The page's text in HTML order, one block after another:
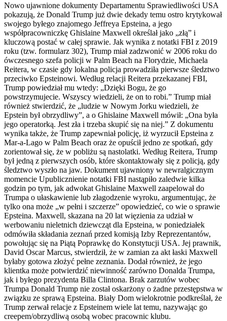
Nowo ujawnione dokumenty Departamentu Sprawiedliwości USA
pokazują, że Donald Trump już dwie dekady temu ostro krytykował
swojego byłego znajomego Jeffreya Epsteina, a jego
współpracowniczkę Ghislaine Maxwell określał jako „złą” i
kluczową postać w całej sprawie. Jak wynika z notatki FBI z 2019
roku (tzw. formularz 302), Trump miał zadzwonić w 2006 roku do
ówczesnego szefa policji w Palm Beach na Florydzie, Michaela
Reitera, w czasie gdy lokalna policja prowadziła pierwsze śledztwo
przeciwko Epsteinowi. Według relacji Reitera przekazanej FBI,
Trump powiedział mu wtedy: „Dzięki Bogu, że go
powstrzymujecie. Wszyscy wiedzieli, że on to robi.” Trump miał
również stwierdzić, że „ludzie w Nowym Jorku wiedzieli, że
Epstein był obrzydliwy”, a o Ghislaine Maxwell mówił: „Ona była
jego operatorką. Jest zła i trzeba skupić się na niej.” Z dokumentu
wynika także, że Trump zapewniał policję, iż wyrzucił Epsteina z
Mar-a-Lago w Palm Beach oraz że opuścił jedno ze spotkań, gdy
zorientował się, że w pobliżu są nastolatki. Według Reitera, Trump
był jedną z pierwszych osób, które skontaktowały się z policją, gdy
śledztwo wyszło na jaw. Dokument ujawniony w newralgicznym
momencie Upublicznienie notatki FBI nastąpiło zaledwie kilka
godzin po tym, jak adwokat Ghislaine Maxwell zaapelował do
Trumpa o ułaskawienie lub złagodzenie wyroku, argumentując, że
tylko ona może „w pełni i szczerze” opowiedzieć, co wie o sprawie
Epsteina. Maxwell, skazana na 20 lat więzienia za udział w
werbowaniu nieletnich dziewcząt dla Epsteina, w poniedziałek
odmówiła składania zeznań przed komisją Izby Reprezentantów,
powołując się na Piątą Poprawkę do Konstytucji USA. Jej prawnik,
David Oscar Marcus, stwierdził, że w zamian za akt łaski Maxwell
byłaby gotowa złożyć pełne zeznania. Dodał również, że jego
klientka może potwierdzić niewinność zarówno Donalda Trumpa,
jak i byłego prezydenta Billa Clintona. Brak zarzutów wobec
Trumpa Donald Trump nie został oskarżony o żadne przestępstwa w
związku ze sprawą Epsteina. Biały Dom wielokrotnie podkreślał, że
Trump zerwał relacje z Epsteinem wiele lat temu, nazywając go
creepem/obrzydliwą osobą wobec pracownic klubu.